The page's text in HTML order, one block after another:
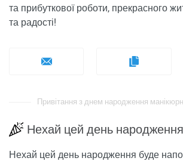
та прибуткової роботи, прекрасного
та радості!
Привітання з днем ​​народження
Нехай цей день народження
Нехай цей день народження буде